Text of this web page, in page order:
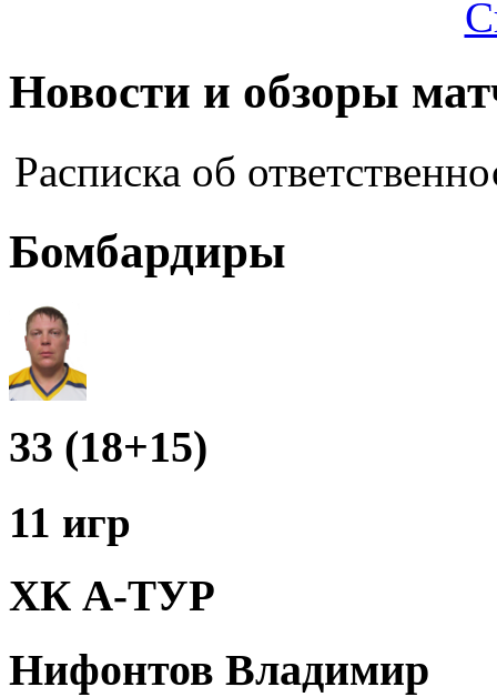
Новости и обзоры
Расписка об
Бомбардиры
33 (18+15)
11 игр
ХК А-ТУР
Нифонтов Владимир